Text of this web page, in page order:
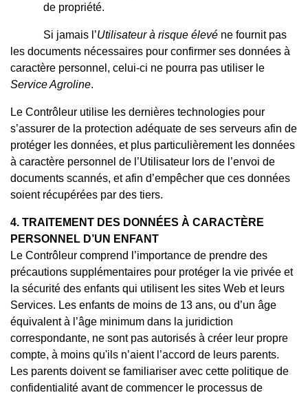
de propriété.
Si jamais l’Utilisateur à risque élevé ne fournit pas
les documents nécessaires pour confirmer ses données à
caractère personnel, celui-ci ne pourra pas utiliser le
Service Agroline.
Le Contrôleur utilise les dernières technologies pour
s’assurer de la protection adéquate de ses serveurs afin de
protéger les données, et plus particulièrement les données
à caractère personnel de l’Utilisateur lors de l’envoi de
documents scannés, et afin d’empêcher que ces données
soient récupérées par des tiers.
4. TRAITEMENT DES DONNÉES À CARACTÈRE
PERSONNEL D’UN ENFANT
Le Contrôleur comprend l’importance de prendre des
précautions supplémentaires pour protéger la vie privée et
la sécurité des enfants qui utilisent les sites Web et leurs
Services. Les enfants de moins de 13 ans, ou d’un âge
équivalent à l’âge minimum dans la juridiction
correspondante, ne sont pas autorisés à créer leur propre
compte, à moins qu'ils n’aient l’accord de leurs parents.
Les parents doivent se familiariser avec cette politique de
confidentialité avant de commencer le processus de